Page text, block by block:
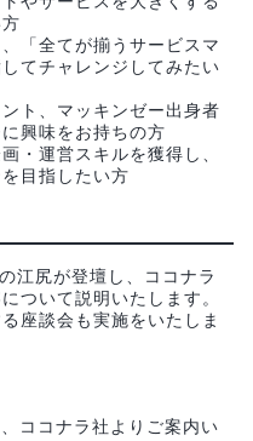
「全てが揃うサービスマ
てチャレンジしてみたい
ト、マッキンゼー出身者
興味をお持ちの方
・運営スキルを獲得し、
目指したい方
江尻が登壇し、ココナラ
ついて説明いたします。
座談会も実施をいたしま
ココナラ社よりご案内い